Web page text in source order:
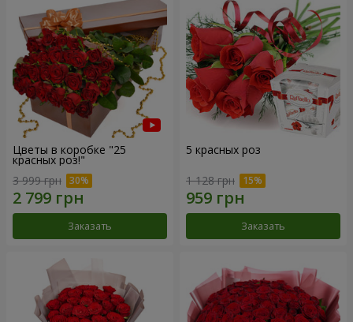
Цветы в коробке "25
красных роз!"
3 999 грн
Заказать
5 красных роз
1 128 грн
Заказать